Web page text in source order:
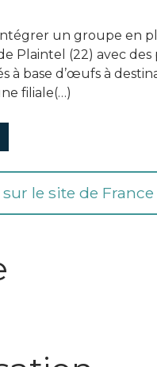
un groupe en
Plaintel (22) avec
à base d’œufs à
filiale(…)
sur le site de